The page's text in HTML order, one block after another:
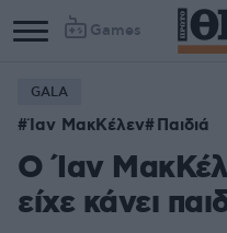
Games
GALA
Ίαν ΜακΚέλεν Παιδιά
Ο Ίαν
είχε κάνει